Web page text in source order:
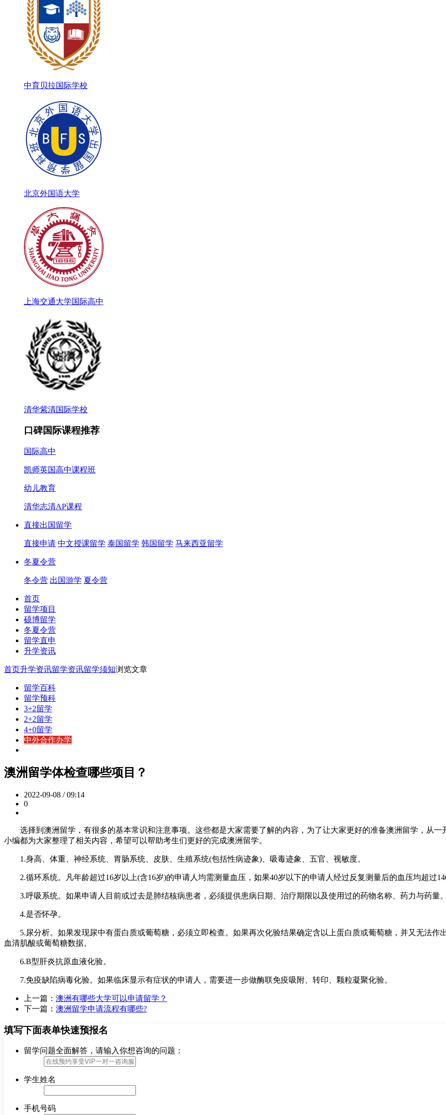
中育贝拉国际学校
北京外国语大学
上海交通大学国际高中
清华紫清国际学校
口碑国际课程推荐
国际高中
凯师英国高中课程班
幼儿教育
清华志清AP课程
直接出国留学
直接申请 中文授课留学 泰国留学 韩国留学 马来西亚留学
冬夏令营
冬令营 出国游学 夏令营
首页
留学项目
硕博留学
冬夏令营
留学直申
升学资讯
首页升学资讯留学资讯留学须知浏览文章
留学百科
留学预科
3+2留学
2+2留学
4+0留学
中外合作办学
澳洲留学体检查哪些项目？
2022-09-08 / 09:14
0
选择到澳洲留学，有很多的基本常识和注意事项。这些都是大家需要了解的内容，为了让大家更好的准备澳洲留学，从一
小编都为大家整理了相关内容，希望可以帮助考生们更好的完成澳洲留学。
1.身高、体重、神经系统、胃肠系统、皮肤、生殖系统(包括性病迹象)、吸毒迹象、五官、视敏度。
2.循环系统。凡年龄超过16岁以上(含16岁)的申请人均需测量血压，如果40岁以下的申请人经过反复测量后的血压均超过
3.呼吸系统。如果申请人目前或过去是肺结核病患者，必须提供患病日期、治疗期限以及使用过的药物名称、药力与药量
4.是否怀孕。
5.尿分析。如果发现尿中有蛋白质或葡萄糖，必须立即检查。如果再次化验结果确定含以上蛋白质或葡萄糖，并又无法作
血清肌酸或葡萄糖数据。
6.B型肝炎抗原血液化验。
7.免疫缺陷病毒化验。如果临床显示有症状的申请人，需要进一步做酶联免疫吸附、转印、颗粒凝聚化验。
上一篇： 澳洲有哪些大学可以申请留学？
下一篇： 澳洲留学申请流程有哪些?
填写下面表单快速预报名
留学问题全面解答，请输入你想咨询的问题：
学生姓名
手机号码